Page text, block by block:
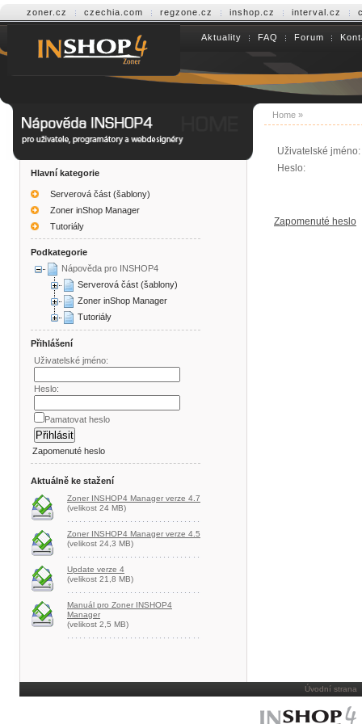
zoner.cz czechia.com regzone.cz inshop.cz interval.cz
Help INSHOP4 Aktuality FAQ Forum
Hlavní kategorie
Serverová část (šablony)
Zoner inShop Manager
Tutoriály
Podkategorie
Nápověda pro INSHOP4
Serverová část (šablony)
Zoner inShop Manager
Tutoriály
Přihlášení
Uživatelské jméno:
Heslo:
Pamatovat heslo
Zapomenuté heslo
Aktuálně ke stažení
Zoner INSHOP4 Manager verze 4.7
(velikost 24 MB)
Zoner INSHOP4 Manager verze 4.5
(velikost 24,3 MB)
Update verze 4
(velikost 21,8 MB)
Manuál pro Zoner INSHOP4
Manager
(velikost 2,5 MB)
Home »
Uživatelské jméno:
Heslo:
Zapomenuté heslo
Úvodní strana